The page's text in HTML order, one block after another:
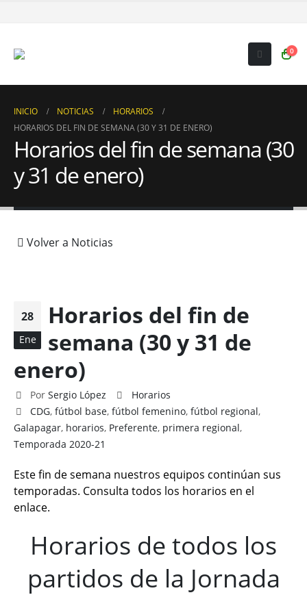
0
INICIO NOTICIAS
HORARIOS
HORARIOS DEL FIN DE SEMANA (30 Y 31 DE ENERO)
Horarios del fin de semana (30
y 31 de enero)
Volver a Noticias
28
Ene
Horarios del fin de
semana (30 y 31 de
enero)
Por Sergio López
Horarios
CDG,fútbol base,fútbol femenino,fútbol regional,
Galapagar, horarios, Preferente, primera regional,
Temporada 2020-21
Este fin de semana nuestros equipos continúan sus
temporadas. Consulta todos los horarios en el
enlace.
Horarios de todos los
partidos de la Jornada